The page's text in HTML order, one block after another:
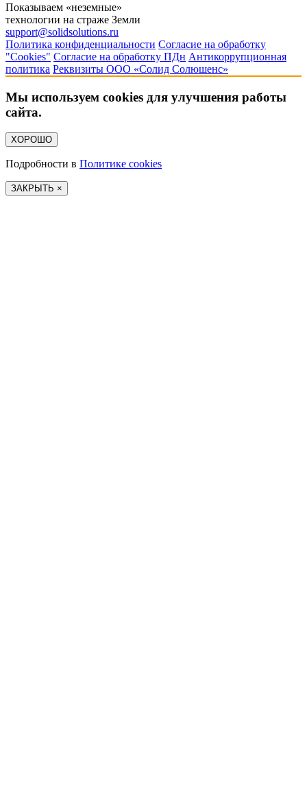
Показываем «неземные»
технологии на страже Земли
support@solidsolutions.ru
Политика конфиденциальности Согласие на обработку
"Cookies" Согласие на обработку ПДн Антикоррупционная
политика Реквизиты ООО «Солид Солюшенс»
Мы используем cookies для улучшения работы
сайта.
ХОРОШО
Подробности в Политике cookies
ЗАКРЫТЬ ×